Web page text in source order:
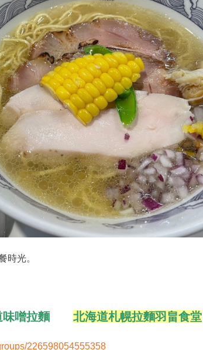
光。
味噌拉麵 北海道札幌拉麵羽畠食堂
226598054555358